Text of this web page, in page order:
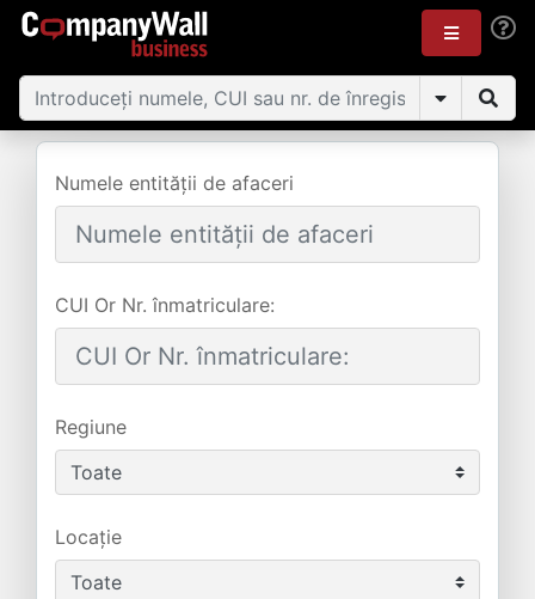
Numele entității de afaceri
CUI Or Nr. înmatriculare:
Regiune
Locație